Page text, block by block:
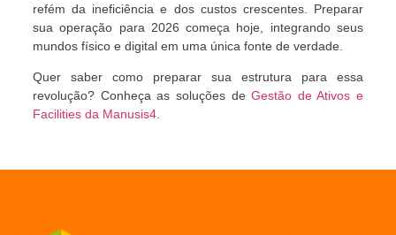
refém da ineficiência e dos custos crescentes. Preparar
sua operação para 2026 começa hoje, integrando seus
mundos físico e digital em uma única fonte de verdade.
Quer saber como preparar sua estrutura para essa
revolução? Conheça as soluções deGestão de Ativos e
Facilities da Manusis4